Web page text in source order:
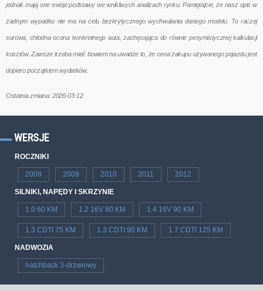
jednak mają one swoje podstawy we wnikliwych analizach rynku. Pamiętajcie, że nasz opis w
żadnym wypadku nie ma na celu bezkrytycznego wychwalania danego modelu. To raczej
surowa, chłodna ocena konkretnego auta, zachęcająca do równie pesymistycznej kalkulacji
kosztów. Zawsze trzeba mieć bowiem na uwadze to, że cena zakupu używanego pojazdu jest
dopiero początkiem wydatków.
Ostatnia zmiana: 2026-03-12
WERSJE
ROCZNIKI
2008 2009 2010 2011 2012
SILNIKI, NAPĘDY I SKRZYNIE
1.0 60 KM 1.2 16V 80 KM 1.4 16V 90 KM
1.3 CDTI 75 KM 1.3 CDTI 90 KM 1.7 CDTI 125 KM
NADWOZIA
hatchback 3-drzwiowy